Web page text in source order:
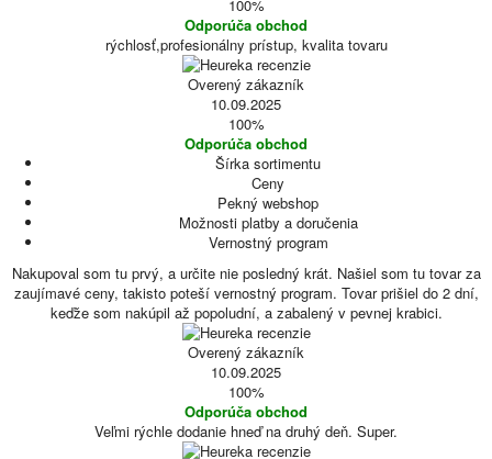
100%
Odporúča obchod
rýchlosť,profesionálny prístup, kvalita tovaru
Overený zákazník
10.09.2025
100%
Odporúča obchod
Šírka sortimentu
Ceny
Pekný webshop
Možnosti platby a doručenia
Vernostný program
Nakupoval som tu prvý, a určite nie posledný krát. Našiel som tu tovar za
zaujímavé ceny, takisto poteší vernostný program. Tovar prišiel do 2 dní,
keďže som nakúpil až popoludní, a zabalený v pevnej krabici.
Overený zákazník
10.09.2025
100%
Odporúča obchod
Veľmi rýchle dodanie hneď na druhý deň. Super.